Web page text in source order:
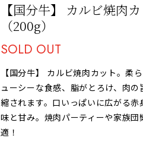
【国分牛】 カルビ焼肉
（200g）
SOLD OUT
【国分牛】 カルビ焼肉カット。柔
ューシーな食感、脂がとろけ、肉の
縮されます。口いっぱいに広がる赤
味と甘み。焼肉パーティーや家族団
適！